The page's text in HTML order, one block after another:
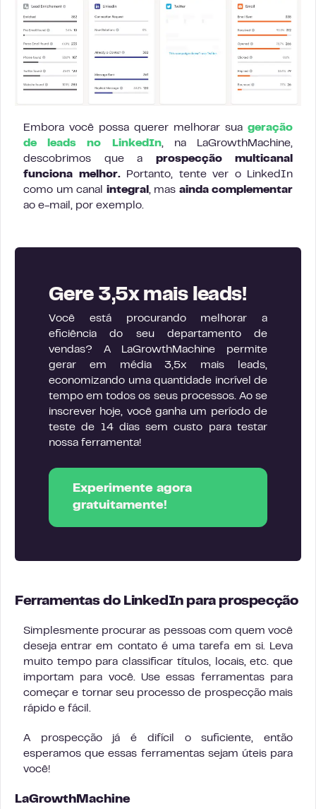
Embora você possa querer melhorar sua geração
de leads no LinkedIn, na LaGrowthMachine,
descobrimos que a prospecção multicanal
funciona melhor.Portanto, tente ver o LinkedIn
como um canal integral , mas ainda complementar
ao e-mail, por exemplo.
Gere 3,5x mais leads!
Você está procurando melhorar a
eficiência do seu departamento de
vendas? A LaGrowthMachine permite
gerar em média 3,5x mais leads,
economizando uma quantidade incrível de
tempo em todos os seus processos. Ao se
inscrever hoje, você ganha um período de
teste de 14 dias sem custo para testar
nossa ferramenta!
Experimente agora
gratuitamente!
Ferramentas do LinkedIn para prospecção
Simplesmente procurar as pessoas com quem você
deseja entrar em contato é uma tarefa em si. Leva
muito tempo para classificar títulos, locais, etc. que
importam para você. Use essas ferramentas para
começar e tornar seu processo de prospecção mais
rápido e fácil.
A prospecção já é difícil o suficiente, então
esperamos que essas ferramentas sejam úteis para
você!
LaGrowthMachine